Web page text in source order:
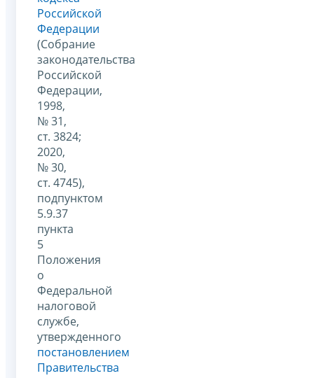
Российской
Федерации
(Собрание
законодательства
Российской
Федерации,
1998,
№ 31,
ст. 3824;
2020,
№ 30,
ст. 4745),
подпунктом
5.9.37
пункта
5
Положения
о
Федеральной
налоговой
службе,
утвержденного
постановлением
Правительства